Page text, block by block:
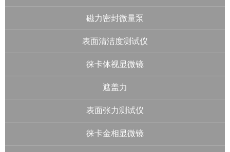
磁力密封微量泵
表面清洁度测试仪
徕卡体视显微镜
遮盖力
表面张力测试仪
徕卡金相显微镜